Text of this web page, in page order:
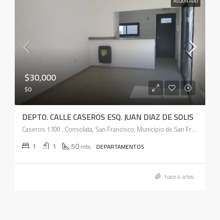
$30,000
$0
DEPTO. CALLE CASEROS ESQ. JUAN DIAZ DE SOLIS
Caseros 1700 , Consolata, San Francisco, Municipio de San Francisco, Pedanía Juárez Celman, Departamento San Justo, Córdoba, X2400, Argentina
1 1 50mts DEPARTAMENTOS
hace 4 años